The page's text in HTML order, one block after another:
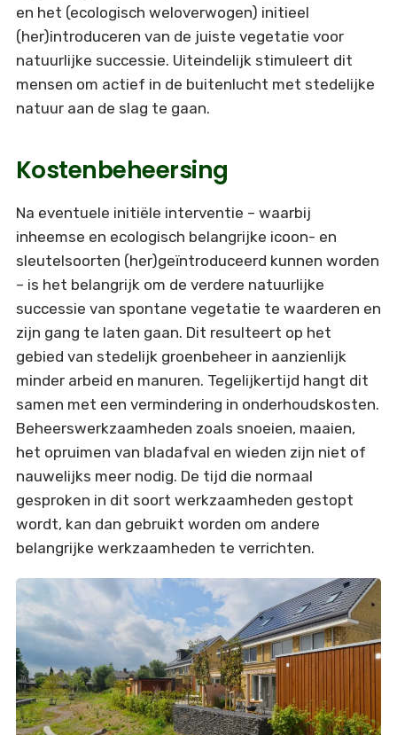
en het (ecologisch weloverwogen) initieel
(her)introduceren van de juiste vegetatie voor
natuurlijke successie. Uiteindelijk stimuleert dit
mensen om actief in de buitenlucht met stedelijke
natuur aan de slag te gaan.
Kostenbeheersing
Na eventuele initiële interventie – waarbij
inheemse en ecologisch belangrijke icoon- en
sleutelsoorten (her)geïntroduceerd kunnen worden
– is het belangrijk om de verdere natuurlijke
successie van spontane vegetatie te waarderen en
zijn gang te laten gaan. Dit resulteert op het
gebied van stedelijk groenbeheer in aanzienlijk
minder arbeid en manuren. Tegelijkertijd hangt dit
samen met een vermindering in onderhoudskosten.
Beheerswerkzaamheden zoals snoeien, maaien,
het opruimen van bladafval en wieden zijn niet of
nauwelijks meer nodig. De tijd die normaal
gesproken in dit soort werkzaamheden gestopt
wordt, kan dan gebruikt worden om andere
belangrijke werkzaamheden te verrichten.